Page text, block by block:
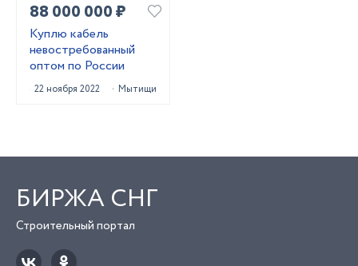
88 000 000 ₽
Куплю кабель
невостребованный
оптом по России
22 ноября 2022 Мытищи
БИРЖА СНГ
Строительный портал